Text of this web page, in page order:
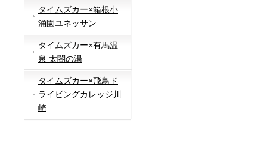
タイムズカー×箱根小
涌園ユネッサン
タイムズカー×有馬温
泉 太閤の湯
タイムズカー×飛鳥ド
ライビングカレッジ川
崎